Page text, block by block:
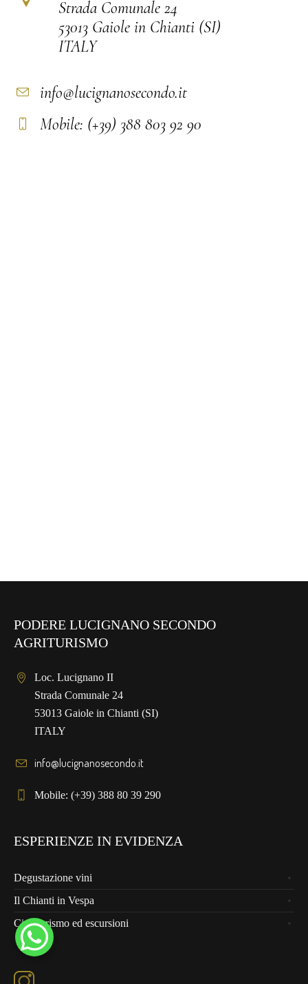
Strada Comunale 24
53013 Gaiole in Chianti (SI)
ITALY
info@lucignanosecondo.it
Mobile: (+39) 388 803 92 90
PODERE LUCIGNANO SECONDO
AGRITURISMO
Loc. Lucignano II
Strada Comunale 24
53013 Gaiole in Chianti (SI)
ITALY
info@lucignanosecondo.it
Mobile: (+39) 388 80 39 290
ESPERIENZE IN EVIDENZA
Degustazione vini
Il Chianti in Vespa
Cicloturismo ed escursioni